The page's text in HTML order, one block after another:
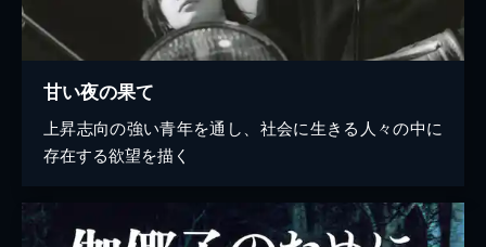
甘い夜の果て
上昇志向の強い青年を通し、社会に生きる人々の中に
存在する欲望を描く